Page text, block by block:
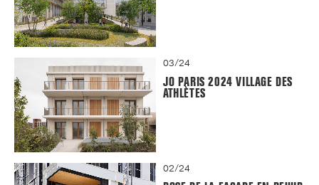
03/24
JO PARIS 2024 VILLAGE DES
ATHLÈTES
02/24